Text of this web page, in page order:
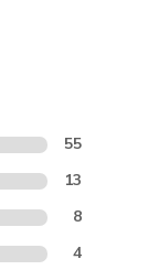
55
13
8
4